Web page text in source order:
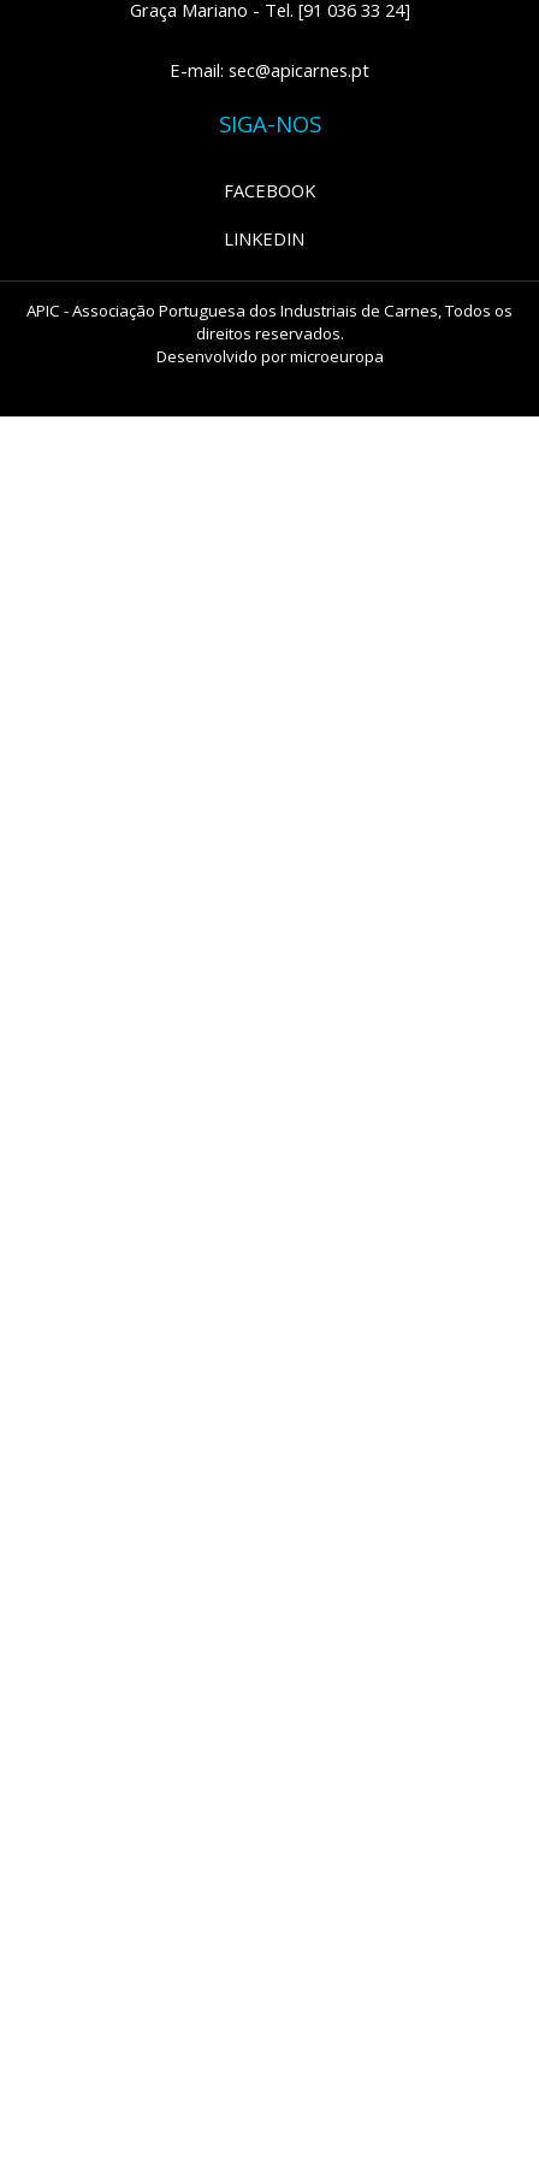
Graça Mariano - Tel. [91 036 33 24]
E-mail: sec@apicarnes.pt
SIGA-NOS
FACEBOOK
LINKEDIN
APIC - Associação Portuguesa dos Industriais de Carnes, Todos os
direitos reservados.
Desenvolvido pormicroeuropa